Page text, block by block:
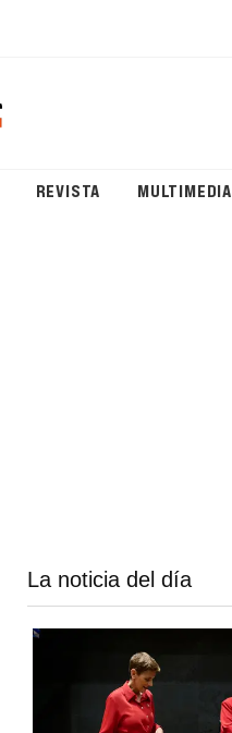
REVISTA MULTIMEDIA
La noticia del día